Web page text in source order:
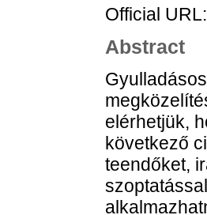
Official URL:
Abstract
elérhetjük,
következő
teendőket,